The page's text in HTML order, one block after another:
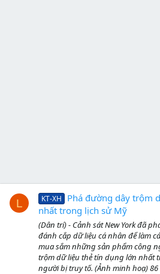
L KT-XH
Phá đường dây trộm
nhất trong lịch sử Mỹ
(Dân trí) - Cảnh sát New York đã
đánh cắp dữ liệu cá nhân để làm
mua sắm những sản phẩm công
trộm dữ liệu thẻ tín dụng lớn nhất
người bị truy tố. (Ảnh minh hoạ)